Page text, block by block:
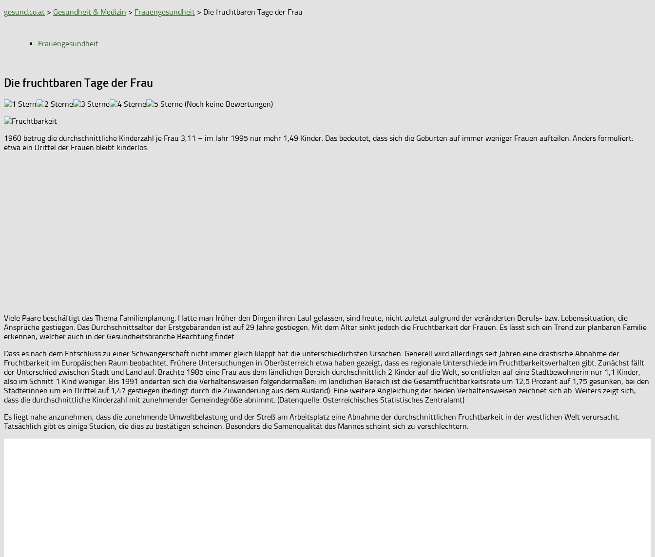
gesund.co.at > Gesundheit & Medizin > Frauengesundheit > Die fruchtbaren Tage der Frau
Frauengesundheit
Die fruchtbaren Tage der Frau
(Noch keine Bewertungen)
1960 betrug die durchschnittliche Kinderzahl je Frau 3,11 – im Jahr 1995 nur mehr 1,49 Kinder. Das bedeutet, dass sich die Geburten auf immer weniger Frauen aufteilen. Anders formuliert:
etwa ein Drittel der Frauen bleibt kinderlos.
Viele Paare beschäftigt das Thema Familienplanung. Hatte man früher den Dingen ihren Lauf gelassen, sind heute, nicht zuletzt aufgrund der veränderten Berufs- bzw. Lebenssituation, die
Ansprüche gestiegen. Das Durchschnittsalter der Erstgebärenden ist auf 29 Jahre gestiegen. Mit dem Alter sinkt jedoch die Fruchtbarkeit der Frauen. Es lässt sich ein Trend zur planbaren Familie
erkennen, welcher auch in der Gesundheitsbranche Beachtung findet.
Dass es nach dem Entschluss zu einer Schwangerschaft nicht immer gleich klappt hat die unterschiedlichsten Ursachen. Generell wird allerdings seit Jahren eine drastische Abnahme der
Fruchtbarkeit im Europäischen Raum beobachtet. Frühere Untersuchungen in Oberösterreich etwa haben gezeigt, dass es regionale Unterschiede im Fruchtbarkeitsverhalten gibt. Zunächst fällt
der Unterschied zwischen Stadt und Land auf. Brachte 1985 eine Frau aus dem ländlichen Bereich durchschnittlich 2 Kinder auf die Welt, so entfielen auf eine Stadtbewohnerin nur 1,1 Kinder,
also im Schnitt 1 Kind weniger. Bis 1991 änderten sich die Verhaltensweisen folgendermaßen: im ländlichen Bereich ist die Gesamtfruchtbarkeitsrate um 12,5 Prozent auf 1,75 gesunken, bei den
Städterinnen um ein Drittel auf 1,47 gestiegen (bedingt durch die Zuwanderung aus dem Ausland). Eine weitere Angleichung der beiden Verhaltensweisen zeichnet sich ab. Weiters zeigt sich,
dass die durchschnittliche Kinderzahl mit zunehmender Gemeindegröße abnimmt. (Datenquelle: Österreichisches Statistisches Zentralamt)
Es liegt nahe anzunehmen, dass die zunehmende Umweltbelastung und der Streß am Arbeitsplatz eine Abnahme der durchschnittlichen Fruchtbarkeit in der westlichen Welt verursacht.
Tatsächlich gibt es einige Studien, die dies zu bestätigen scheinen. Besonders die Samenqualität des Mannes scheint sich zu verschlechtern.